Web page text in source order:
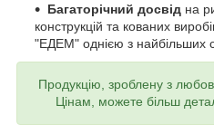
Багаторічний досвід на
конструкцій та кованих
"ЕДЕМ" однією з найбільших
Продукцію, зроблену з
Цінам, можете більш